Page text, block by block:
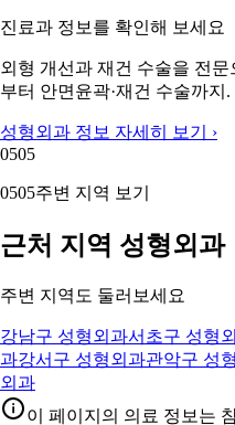
진료과 정보를 확인해 보세요
외형 개선과 재건 수술을 전문
부터 안면윤곽·재건 수술까지.
성형외과 정보 자세히 보기 ›
0505
0505주변 지역 보기
근처 지역 성형외과
주변 지역도 둘러보세요
강남구 성형외과서초구 성형
과강서구 성형외과관악구 성
외과
이 페이지의 의료 정보는